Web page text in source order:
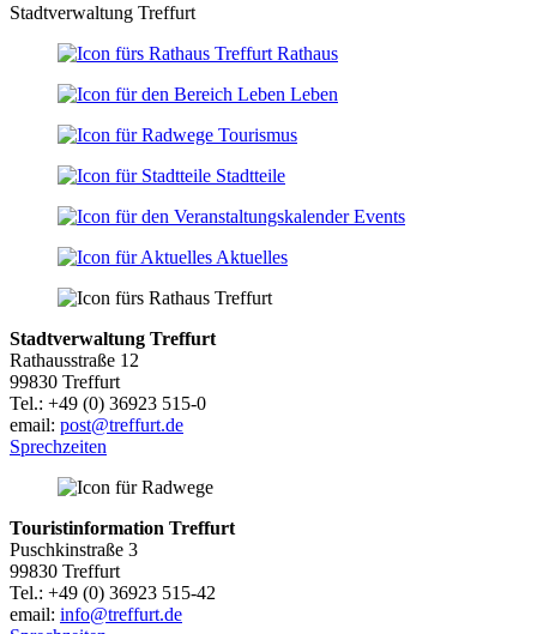
Stadtverwaltung Treffurt
Rathaus
Leben
Tourismus
Stadtteile
Events
Aktuelles
Stadtverwaltung Treffurt
Rathausstraße 12
99830 Treffurt
Tel.: +49 (0) 36923 515-0
email: post@treffurt.de
Sprechzeiten
Touristinformation Treffurt
Puschkinstraße 3
99830 Treffurt
Tel.: +49 (0) 36923 515-42
email: info@treffurt.de